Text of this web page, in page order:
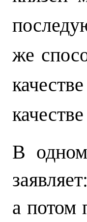
же
В
а потом